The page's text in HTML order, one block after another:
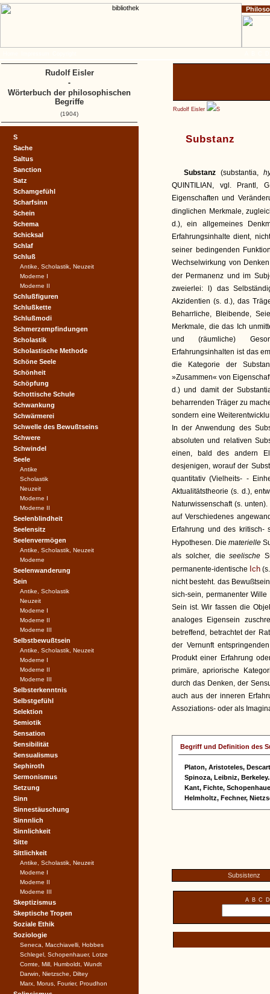
Rudolf Eisler S
Substanz
Substanz (substantia,
QUINTILIAN, vgl. Prantl,
Eigenschaften und
dinglichen Merkmale,
d.), ein allgemeines
Erfahrungsinhalte dient,
seiner bedingenden
Wechselwirkung von
der Permanenz und im
zweierlei: l) das
Akzidentien (s. d.), das
Beharrliche, Bleibende,
Merkmale, die das Ich
und (räumliche)
Erfahrungsinhalten ist das
die Kategorie der
»Zusammen« von
d.) und damit der
beharrenden Träger zu
sondern eine
In der Anwendung des
absoluten und relativen
einen, bald des andern
desjenigen, worauf der
quantitativ (Vielheits- -
Aktualitätstheorie (s. d.),
Naturwissenschaft (s.
auf Verschiedenes
Erfahrung und des kritisch-
Hypothesen. Diematerielle
als solcher, dieseelische
permanente-identische Ich
nicht besteht. das
sich-sein, permanenter
Sein ist. Wir fassen die
analoges Eigensein
betreffend, betrachtet der
der Vernunft
Produkt einer Erfahrung
primäre, apriorische
durch das Denken, der
auch aus der inneren
Assoziations- oder als
Begriff und Definition des
Platon, Aristoteles,
Spinoza, Leibniz,
Kant, Fichte,
Helmholtz, Fechner,
Subsistenz
A B C D
S
Sache
Saltus
Sanction
Satz
Schamgefühl
Scharfsinn
Schein
Schema
Schicksal
Schlaf
Schluß
Antike, Scholastik, Neuzeit
Moderne I
Moderne II
Schlußfiguren
Schlußkette
Schlußmodi
Schmerzempfindungen
Scholastik
Scholastische Methode
Schöne Seele
Schönheit
Schöpfung
Schottische Schule
Schwankung
Schwärmerei
Schwelle des Bewußtseins
Schwere
Schwindel
Seele
Antike
Scholastik
Neuzeit
Moderne I
Moderne II
Seelenblindheit
Seelensitz
Seelenvermögen
Antike, Scholastik, Neuzeit
Moderne
Seelenwanderung
Sein
Antike, Scholastik
Neuzeit
Moderne I
Moderne II
Moderne III
Selbstbewußtsein
Antike, Scholastik, Neuzeit
Moderne I
Moderne II
Moderne III
Selbsterkenntnis
Selbstgefühl
Selektion
Semiotik
Sensation
Sensibilität
Sensualismus
Sephiroth
Sermonismus
Setzung
Sinn
Sinnestäuschung
Sinnnlich
Sinnlichkeit
Sitte
Sittlichkeit
Antike, Scholastik, Neuzeit
Moderne I
Moderne II
Moderne III
Skeptizismus
Skeptische Tropen
Soziale Ethik
Soziologie
Seneca, Macchiavelli, Hobbes
Schlegel, Schopenhauer, Lotze
Comte, Mill, Humboldt, Wundt
Darwin, Nietzsche, Diltey
Marx, Morus, Fourier, Proudhon
Rudolf Eisler
-
Wörterbuch der philosophischen
Begriffe
(1904)